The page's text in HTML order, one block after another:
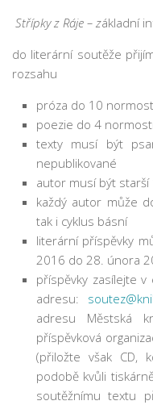
Dokumenty
Historie
Knihobudky
Pohádkovníky
Spolupráce
Podporují nás
Doporučujeme
Akce
Online katalog
Vzdělávací centrum
Informační
Kontakt
Nová budova
Střípky z Ráje – základní
do literární soutěže
rozsahu
próza do 10
poezie do 4
texty musí být
nepublikované
autor musí být starší
každý autor může
tak i cyklus básní
literární příspěvky
2016 do 28. února
příspěvky zasílejte
adresu:
adresu Městská
příspěvková
(přiložte však CD,
podobě kvůli
soutěžnímu textu